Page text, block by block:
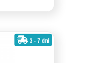
3 - 7 dni